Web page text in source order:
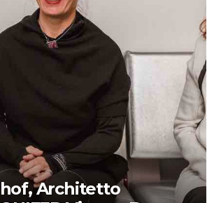
Architetto